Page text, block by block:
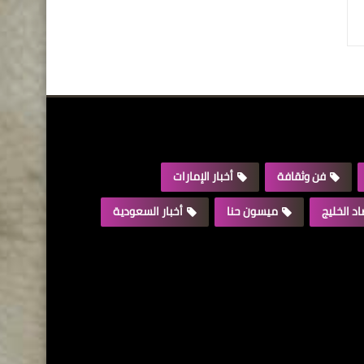
فن وثقافة
أخبار الإمارات
الخليج
ميسون حنا أخبار السعودية